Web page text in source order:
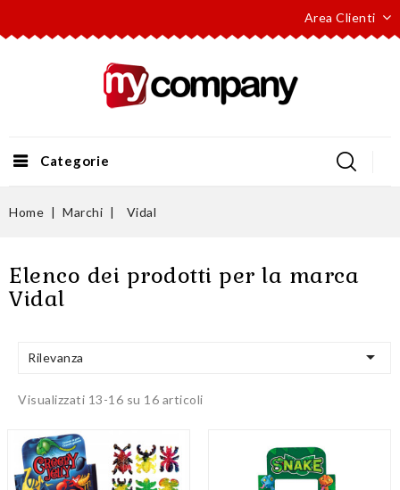
Area Clienti
Categorie
Home Marchi Vidal
Elenco dei prodotti per la marca
Vidal
Rilevanza 
Visualizzati 13-16 su 16 articoli